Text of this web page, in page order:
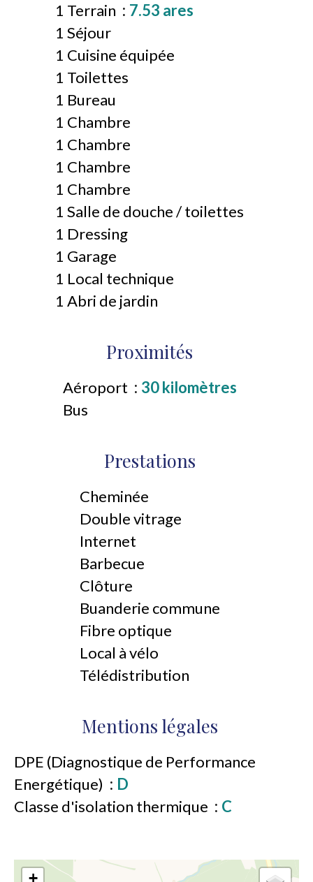
1 Terrain
7.53 ares
1 Séjour
1 Cuisine équipée
1 Toilettes
1 Bureau
1 Chambre
1 Chambre
1 Chambre
1 Chambre
1 Salle de douche / toilettes
1 Dressing
1 Garage
1 Local technique
1 Abri de jardin
Proximités
Aéroport
30 kilomètres
Bus
Prestations
Cheminée
Double vitrage
Internet
Barbecue
Clôture
Buanderie commune
Fibre optique
Local à vélo
Télédistribution
Mentions légales
DPE (Diagnostique de Performance
Energétique)
D
Classe d'isolation thermique
C
+